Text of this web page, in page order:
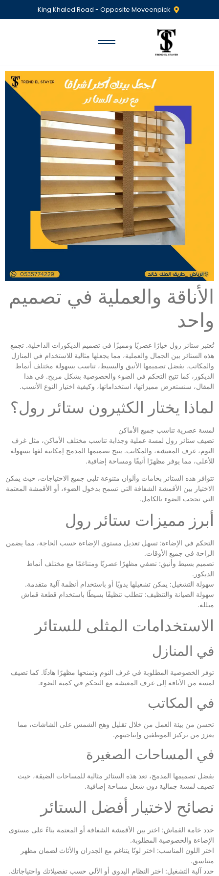
King Khaled Road - Opposite Moveenpick
الأناقة والعملية في تصميم
واحد
تُعتبر ستائر رول خيارًا عصريًا ومميزًا في تصميم الديكورات الداخلية. تجمع
هذه الستائر بين الجمال والعملية، مما يجعلها مثالية للاستخدام في المنازل
والمكاتب. بفضل تصميمها الأنيق والبسيط، تناسب بسهولة مختلف أنماط
الديكور، كما تتيح التحكم في الضوء والخصوصية بشكل مريح. في هذا
المقال، سنستعرض مميزاتها، استخداماتها، وكيفية اختيار النوع الأنسب.
لماذا يختار الكثيرون ستائر رول؟
لمسة عصرية تناسب جميع الأماكن
تضيف ستائر رول لمسة عملية وجذابة تناسب مختلف الأماكن، مثل غرف
النوم، غرف المعيشة، والمكاتب. يتيح تصميمها المدمج إمكانية لفها بسهولة
للأعلى، مما يوفر مظهرًا أنيقًا ومساحة إضافية.
تتوافر هذه الستائر بخامات وألوان متنوعة تلبي جميع الاحتياجات، حيث يمكن
الاختيار بين الأقمشة الشفافة التي تسمح بدخول الضوء، أو الأقمشة المعتمة
التي تحجب الضوء بالكامل.
أبرز مميزات ستائر رول
التحكم في الإضاءة: تسهل تعديل مستوى الإضاءة حسب الحاجة، مما يضمن
الراحة في جميع الأوقات.
تصميم بسيط وأنيق: تضفي مظهرًا عصريًا ومتناغمًا مع مختلف أنماط
الديكور.
سهولة التشغيل: يمكن تشغيلها يدويًا أو باستخدام أنظمة آلية متقدمة.
سهولة الصيانة والتنظيف: تتطلب تنظيفًا بسيطًا باستخدام قطعة قماش
مبللة.
الاستخدامات المثلى للستائر
في المنازل
توفر الخصوصية المطلوبة في غرف النوم وتمنحها مظهرًا هادئًا. كما تضيف
لمسة من الأناقة إلى غرف المعيشة مع التحكم في كمية الضوء.
في المكاتب
تحسن من بيئة العمل من خلال تقليل وهج الشمس على الشاشات، مما
يعزز من تركيز الموظفين وإنتاجيتهم.
في المساحات الصغيرة
بفضل تصميمها المدمج، تعد هذه الستائر مثالية للمساحات الضيقة، حيث
تضيف لمسة جمالية دون شغل مساحة إضافية.
نصائح لاختيار أفضل الستائر
حدد خامة القماش: اختر بين الأقمشة الشفافة أو المعتمة بناءً على مستوى
الإضاءة والخصوصية المطلوبة.
اختر اللون المناسب: اختر لونًا يتناغم مع الجدران والأثاث لضمان مظهر
متناسق.
حدد آلية التشغيل: اختر النظام اليدوي أو الآلي حسب تفضيلاتك واحتياجاتك.